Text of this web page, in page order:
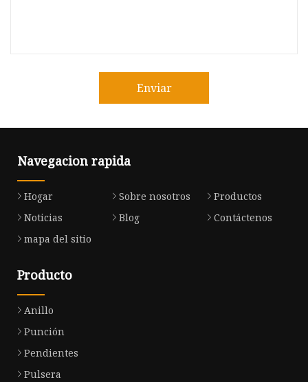
Enviar
Navegacion rapida
Hogar Sobre nosotros
Productos
Noticias
Blog
Contáctenos
mapa del sitio
Producto
Anillo
Punción
Pendientes
Pulsera